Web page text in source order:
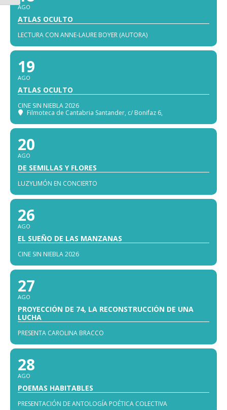
AGO
ATLAS OCULTO
LECTURA CON ANNE-LAURE BOYER (AUTORA)
19
AGO
ATLAS OCULTO
CINE SIN NIEBLA 2026
Filmoteca de Cantabria Santander, c/ Bonifaz 6,
20
AGO
DE SEMILLAS Y FLORES
LUZYLIMÓN EN CONCIERTO
26
AGO
EL SUEÑO DE LAS MANZANAS
CINE SIN NIEBLA 2026
27
AGO
PROYECCIÓN DE 74, LA RECONSTRUCCIÓN DE UNA
LUCHA
PRESENTA CAROLINA BRACCO
28
AGO
POEMAS HABITABLES
PRESENTACIÓN DE ANTOLOGÍA POÉTICA COLECTIVA